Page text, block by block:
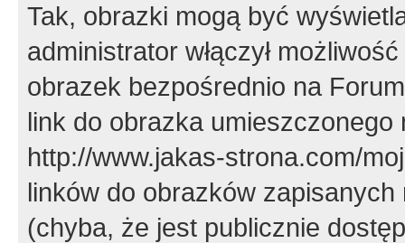
Tak, obrazki mogą być
administrator włączył
obrazek bezpośrednio na
link do obrazka
http://www.jakas-strona.com/
linków do obrazków
(chyba, że jest publicznie